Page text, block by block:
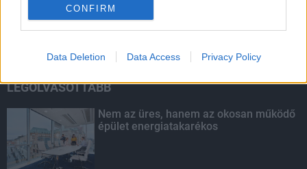
CONFIRM
Data Deletion Data Access Privacy Policy
LEGOLVASOTTABB
Nem az üres, hanem az okosan működő
épület energiatakarékos